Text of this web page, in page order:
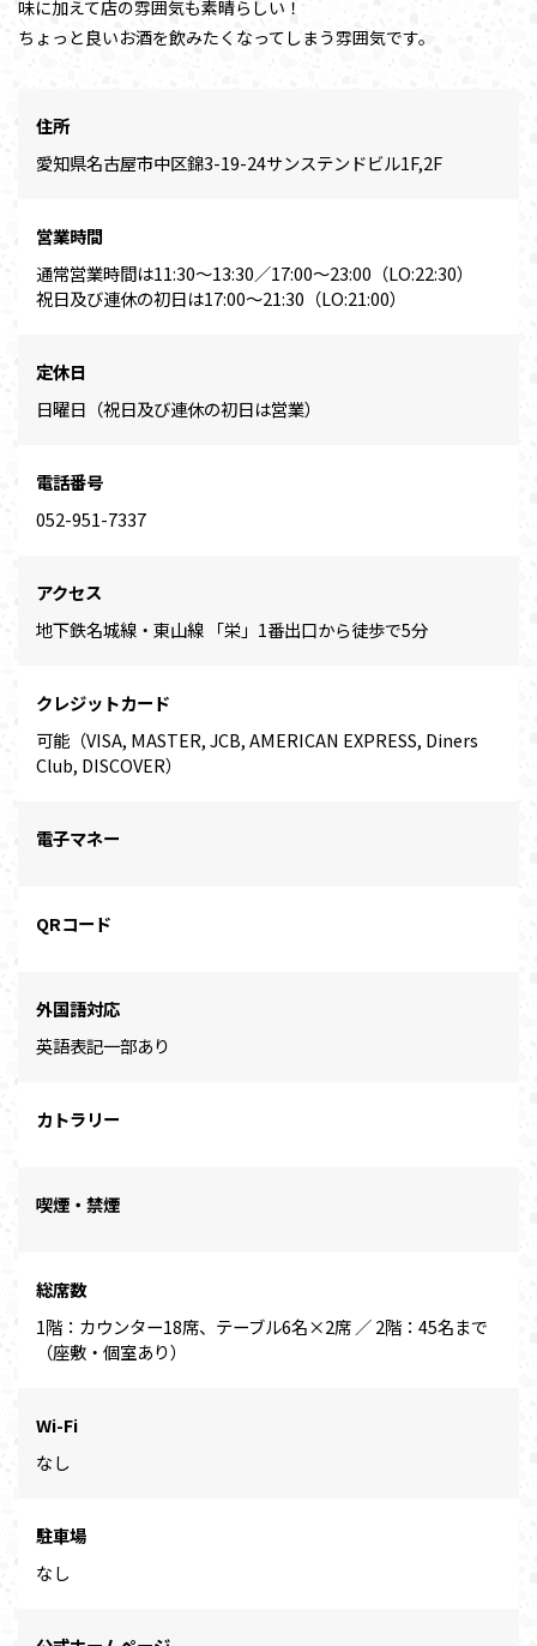
味に加えて店の雰囲気も素晴らしい！
ちょっと良いお酒を飲みたくなってしまう雰囲気です。
住所
愛知県名古屋市中区錦3-19-24サンステンドビル1F,2F
営業時間
通常営業時間は11:30～13:30／17:00～23:00（LO:22:30）
祝日及び連休の初日は17:00～21:30（LO:21:00）
定休日
日曜日（祝日及び連休の初日は営業）
電話番号
052-951-7337
アクセス
地下鉄名城線・東山線 「栄」1番出口から徒歩で5分
クレジットカード
可能（VISA, MASTER, JCB, AMERICAN EXPRESS, Diners
Club, DISCOVER）
電子マネー
QRコード
外国語対応
英語表記一部あり
カトラリー
喫煙・禁煙
総席数
1階：カウンター18席、テーブル6名×2席 ／ 2階：45名まで
（座敷・個室あり）
Wi-Fi
なし
駐車場
なし